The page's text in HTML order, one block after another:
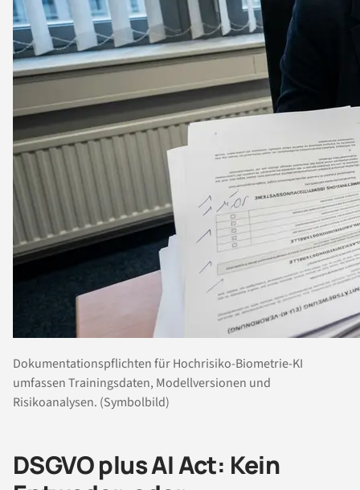
Dokumentationspflichten für Hochrisiko-Biometrie-KI
umfassen Trainingsdaten, Modellversionen und
Risikoanalysen. (Symbolbild)
DSGVO plus AI Act: Kein